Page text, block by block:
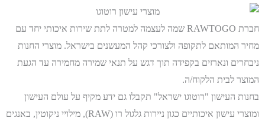
חברת RAWTOGO שמה לעצמה למטרה לתת שירות איכותי יחד עם
מחיר המותאם לתקופה ולצורכי קהל המעשנים בישראל. מוצרי החנות
ניבחרים ונארזים בקפידה תוך דגש על תנאי שמירה מחמירה עד הגעת
המוצר לבית הלקוח/ה.
בחנות העישון "רוטוגו ישראל" תקבלו גם ידע מקיף על עולם העישון
ומוצרי עישון איכותיים כגון ניירות גלגול רו (RAW), מילויי ניקוטין, באנגים